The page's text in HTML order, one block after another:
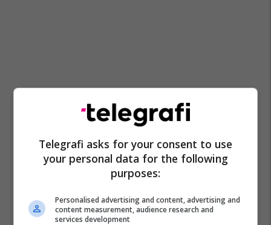
Telegrafi asks for your consent to use
your personal data for the following
purposes:
Personalised advertising and content, advertising and
content measurement, audience research and
services development